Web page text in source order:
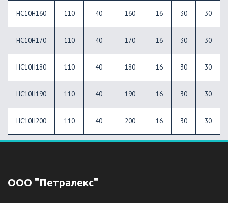
HC10H160 110 40 160 16 30 30
HC10H170 110 40 170 16 30 30
HC10H180 110 40 180 16 30 30
HC10H190 110 40 190 16 30 30
HC10H200 110 40 200 16 30 30
ООО "Петралекс"